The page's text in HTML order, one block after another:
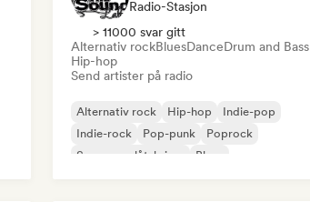
Radio-Stasjon
> 11000 svar gitt
Alternativ rockBluesDanceDrum and Bass
Hip-hop
Send artister på radio
Alternativ rock Hip-hop
Indie-pop
Indie-rock
Pop-punk
Poprock
Sanger og låtskriver
Blues